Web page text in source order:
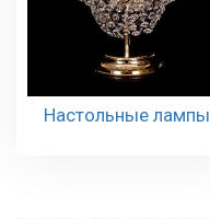
Настольные лампы